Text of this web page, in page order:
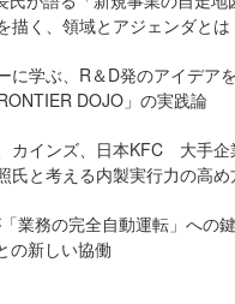
描く、領域とアジェンダとは
に学ぶ、R＆D発のアイデア
DOJO」の実践論
カインズ、日本KFC 大手企
氏と考える内製実行力の高め
業務の完全自動運転」への
の新しい協働